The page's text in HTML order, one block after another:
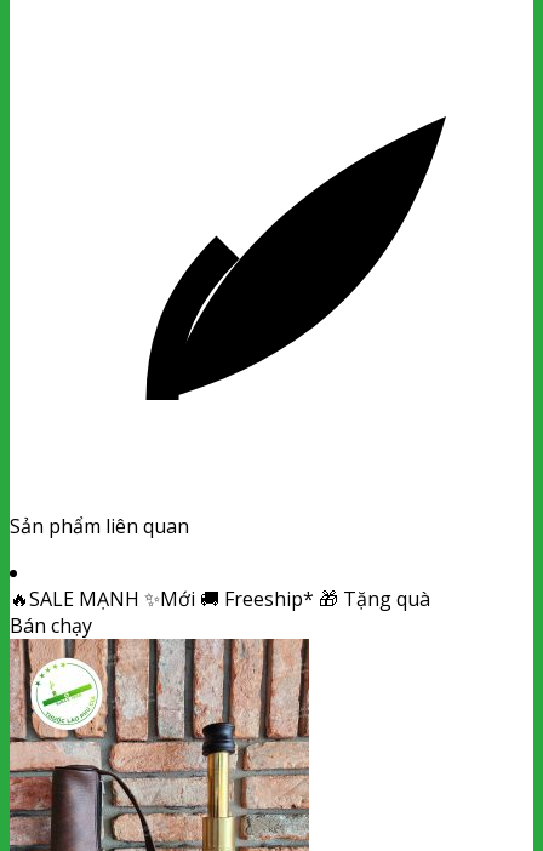
Sản phẩm liên quan
🔥SALE MẠNH ✨Mới 🚚 Freeship* 🎁 Tặng quà
Bán chạy